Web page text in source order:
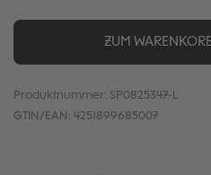
ZUM
Produktnummer: SP0825347-L
GTIN/EAN: 4251899685007